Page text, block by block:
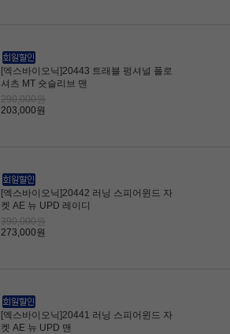
[엑스바이오닉]20443 트래블 펑셔널 폴로
셔츠 MT 숏슬리브 맨
290,000원
203,000원
[엑스바이오닉]20442 러닝 스피어윈드 자
켓 AE 뉴 UPD 레이디
390,000원
273,000원
[엑스바이오닉]20441 러닝 스피어윈드 자
켓 AE 뉴 UPD 맨